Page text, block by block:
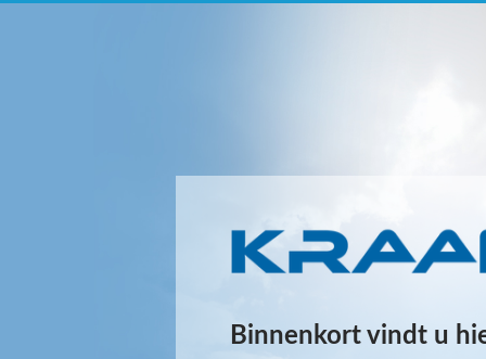
Binnenkort vindt u